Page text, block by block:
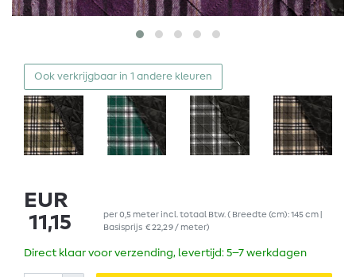
Ook verkrijgbaar in 1 andere kleuren
EUR
11,15
per0,5 meterincl. totaal Btw. ( Breedte (cm): 145 cm |
Basisprijs € 22,29 / meter)
Direct klaar voor verzending, levertijd: 5–7 werkdagen